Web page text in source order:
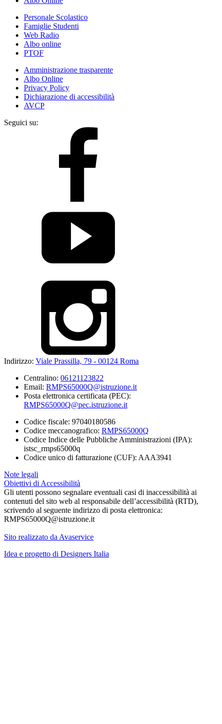
Personale Scolastico
Famiglie Studenti
Web Radio
Albo online
PTOF
Amministrazione trasparente
Albo Online
Privacy Policy
Dichiarazione di accessibilità
AVCP
Seguici su:
Indirizzo: Viale Prassilla, 79 - 00124 Roma
Centralino: 06121123822
Email: RMPS65000Q@istruzione.it
Posta elettronica certificata (PEC):
RMPS65000Q@pec.istruzione.it
Codice fiscale: 97040180586
Codice meccanografico: RMPS65000Q
Codice Indice delle Pubbliche Amministrazioni (IPA):
istsc_rmps65000q
Codice unico di fatturazione (CUF): AAA3941
Note legali
Obiettivi di Accessibilità
Gli utenti possono segnalare eventuali casi di inaccessibilità ai
contenuti del sito web al responsabile dell’accessibilità (RTD),
scrivendo al seguente indirizzo di posta elettronica:
RMPS65000Q@istruzione.it
Sito realizzato da Avaservice
Idea e progetto di Designers Italia